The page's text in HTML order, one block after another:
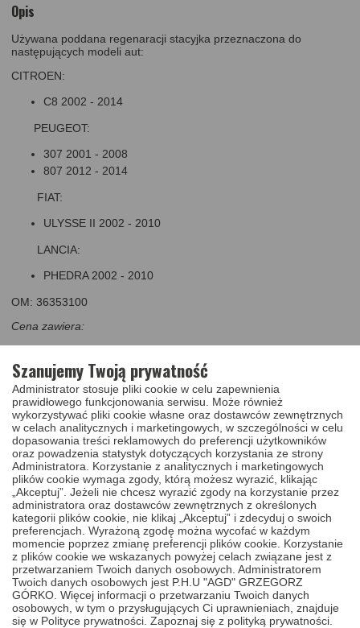
Opis
Używana poddana regenaracji stacyjka przeznaczona do
następujących modeli aut:
CITROEN:
C8 2002 - 2014
PEUGEOT:
307 2001 - 2008
807 2012 - 2014
FIAT:
ULYSSE II 2002 - 2010
LANCIA:
PHEDRA 2002 - 2010
OM: 36353100
Cena zawiera:
Stacyjka którą Państwu oferujemy jest stacyjką używaną, została
poddana regeneracji w naszym warsztacie.
REKOMENDOWANE
PRODUKTY I USŁUGI
1/1
Poniżej znajduje się lista rekomendowanych produktów i/lub usług.
Dodanie ich do koszyka nie jest obowiązkowe.
Szanujemy Twoją prywatność
Administrator stosuje pliki cookie w celu zapewnienia
prawidłowego funkcjonowania serwisu. Może również
wykorzystywać pliki cookie własne oraz dostawców zewnętrznych
w celach analitycznych i marketingowych, w szczególności w celu
dopasowania treści reklamowych do preferencji użytkowników
oraz powadzenia statystyk dotyczących korzystania ze strony
Administratora. Korzystanie z analitycznych i marketingowych
plików cookie wymaga zgody, którą możesz wyrazić, klikając
„Akceptuj”. Jeżeli nie chcesz wyrazić zgody na korzystanie przez
administratora oraz dostawców zewnętrznych z określonych
kategorii plików cookie, nie klikaj „Akceptuj” i zdecyduj o swoich
preferencjach. Wyrażoną zgodę można wycofać w każdym
momencie poprzez zmianę preferencji plików cookie. Korzystanie
z plików cookie we wskazanych powyżej celach związane jest z
przetwarzaniem Twoich danych osobowych. Administratorem
Twoich danych osobowych jest P.H.U "AGD" GRZEGORZ
GÓRKO. Więcej informacji o przetwarzaniu Twoich danych
osobowych, w tym o przysługujących Ci uprawnieniach, znajduje
się w Polityce prywatności. Zapoznaj się z polityką prywatności.